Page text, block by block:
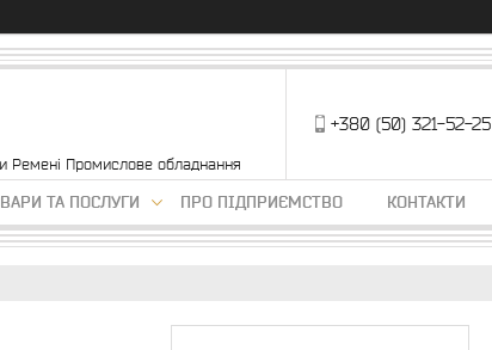
Ремені Промислове обладнання
+380 (50) 321-52-25
ТА ПОСЛУГИ ПРО ПІДПРИЄМСТВО КОНТАКТИ